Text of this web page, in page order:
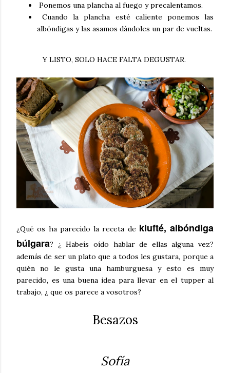
Ponemos una plancha al fuego y precalentamos.
Cuando la plancha esté caliente ponemos las
albóndigas y las asamos dándoles un par de vueltas.
Y LISTO, SOLO HACE FALTA DEGUSTAR.
¿Qué os ha parecido la receta de kiufté, albóndiga
búlgara? ¿ Habeís oído hablar de ellas alguna vez?
además de ser un plato que a todos les gustara, porque a
quién no le gusta una hamburguesa y esto es muy
parecido, es una buena idea para llevar en el tupper al
trabajo, ¿ que os parece a vosotros?
Besazos
Sofía